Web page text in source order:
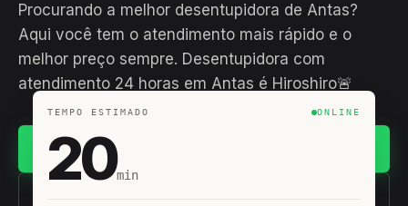
Procurando a melhor desentupidora de Antas?
Aqui você tem o atendimento mais rápido e o
melhor preço sempre. Desentupidora com
atendimento 24 horas em Antas é Hiroshiro🚨
(11) 93407-8838
TEMPO ESTIMADO ONLINE
20min